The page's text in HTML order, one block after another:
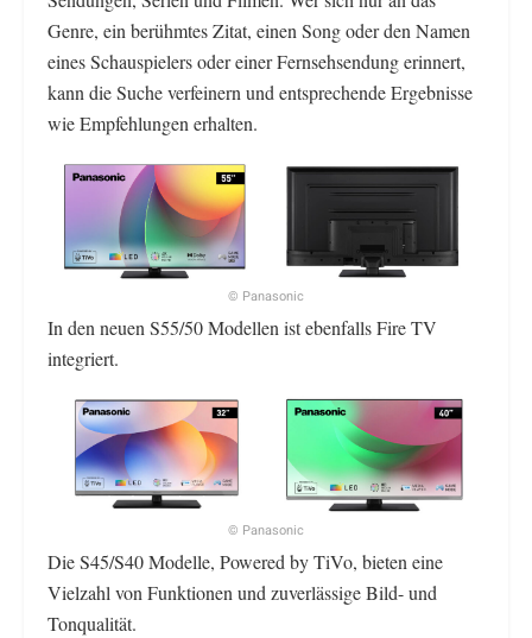
Genre, ein berühmtes Zitat, einen Song oder den Namen
eines Schauspielers oder einer Fernsehsendung erinnert,
kann die Suche verfeinern und entsprechende Ergebnisse
wie Empfehlungen erhalten.
© Panasonic
In den neuen S55/50 Modellen ist ebenfalls Fire TV
integriert.
© Panasonic
Die S45/S40 Modelle, Powered by TiVo, bieten eine
Vielzahl von Funktionen und zuverlässige Bild- und
Tonqualität.